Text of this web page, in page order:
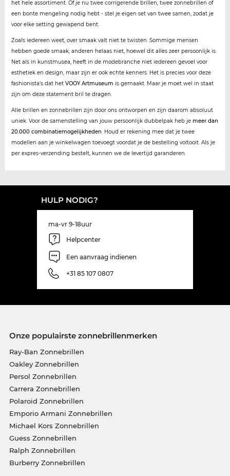
het hele assortiment. Of je nu twee corrigerende brillen, twee zonnebrillen of
een bonte mengeling nodig hebt - stel je eigen set van twee samen, zodat je
voor elke setting gewapend bent.
Zoals iedereen weet, over smaak valt niet te twisten. Sommige mensen
hebben goede smaak, anderen helaas niet, hoewel dit alles zeer persoonlijk is.
Net als in kunstmusea, heeft in de modebranche niet iedereen gevoel voor
esthetiek en design, maar zijn er ook echte kenners. Het is precies voor deze
fashionista's dat het VOOY Artmuseum is gemaakt. Maar je moet wel in staat
zijn om deze statement bril te dragen.
Alle brillen en zonnebrillen zijn door ons ontworpen en zijn daarom absoluut
uniek. Voor de samenstelling van jouw persoonlijk dubbelpak heb je meer dan
20.000 combinatiemogelijkheden. Houd er rekening mee dat je twee
modellen aan je winkelwagen toevoegt voordat je de bestelling voltooit. Als je
per expres-verzending bestelt, kunnen we de levertijd garanderen.
HULP NODIG?
ma-vr 9-18uur
Helpcenter
Een aanvraag indienen
+31 85 107 0807
Onze populairste zonnebrillenmerken
Ray-Ban Zonnebrillen
Oakley Zonnebrillen
Persol Zonnebrillen
Carrera Zonnebrillen
Polaroid Zonnebrillen
Emporio Armani Zonnebrillen
Michael Kors Zonnebrillen
Guess Zonnebrillen
Ralph Zonnebrillen
Burberry Zonnebrillen